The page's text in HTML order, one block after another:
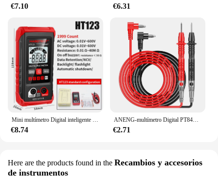
€7.10 €6.31
€8.74
ANENG-multímetro Digital PT840, 1000V, 10A, sonda Universal, prueba de plomo, aguja, Pin, Kit de Cable, voltímetro de corriente
€2.71
Here are the products found in the Recambios y accesorios
de instrumentos